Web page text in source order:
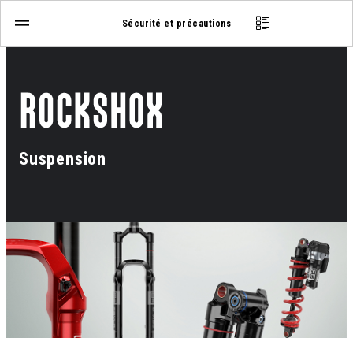
Sécurité et précautions
Suspension